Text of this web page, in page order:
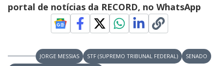
portal de notícias da RECORD, no WhatsApp
JORGE MESSIAS STF (SUPREMO TRIBUNAL FEDERAL)
SENADO